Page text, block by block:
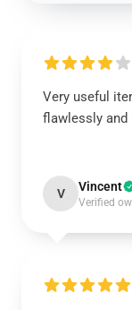
Very useful
flawlessly and
V Vincent
Verified